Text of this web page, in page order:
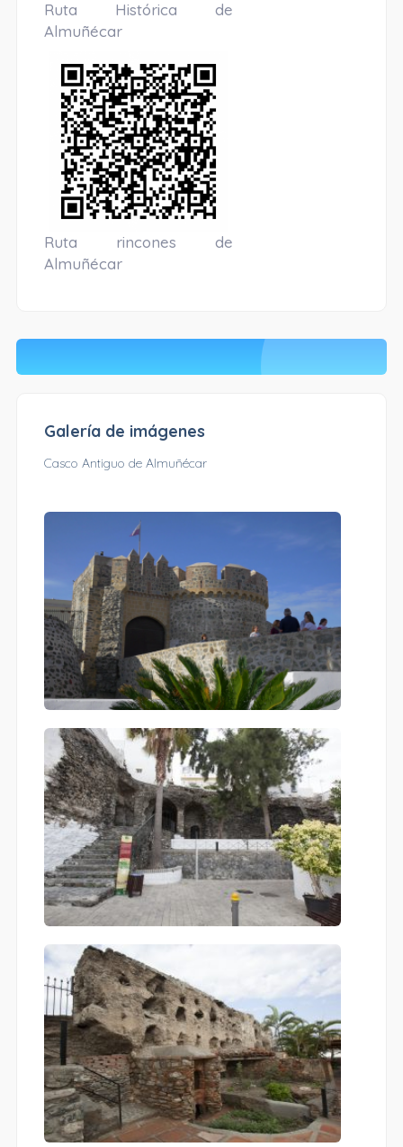
Ruta Histórica de
Almuñécar
Ruta rincones de
Almuñécar
Galería de imágenes
Casco Antiguo de Almuñécar